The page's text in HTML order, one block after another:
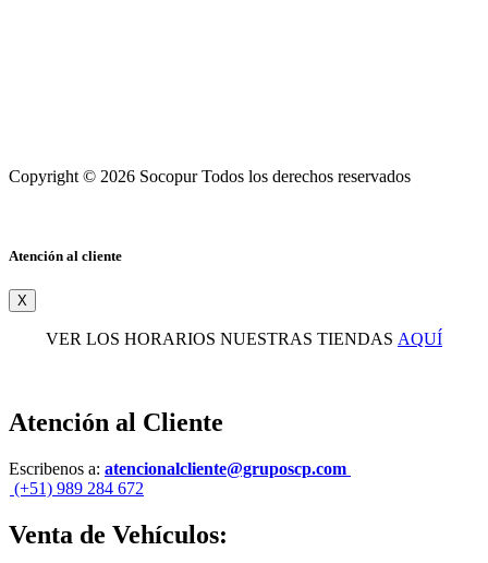
Copyright © 2026 Socopur Todos los derechos reservados
Atención al cliente
X
VER LOS HORARIOS NUESTRAS TIENDAS AQUÍ
Atención al Cliente
Escribenos a: atencionalcliente@gruposcp.com
(+51) 989 284 672
Venta de Vehículos: